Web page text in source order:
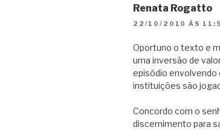
Renata Rogatto
22/10/2010 ÀS
Oportuno o texto e
uma inversão de
episódio envolvendo
instituições são
Concordo com o
discernimento para